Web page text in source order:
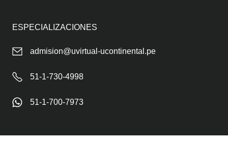
ESPECIALIZACIONES
admision@uvirtual-ucontinental.pe
51-1-730-4998
51-1-700-7973